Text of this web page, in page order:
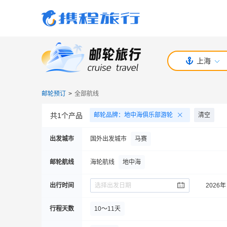
上海
邮轮预订 > 全部航线
共1个产品 邮轮品牌： 地中海俱乐部游轮 清空
出发城市 国外出发城市 马赛
邮轮航线 海轮航线 地中海
出行时间 选择出发日期 2026年
行程天数 10～11天